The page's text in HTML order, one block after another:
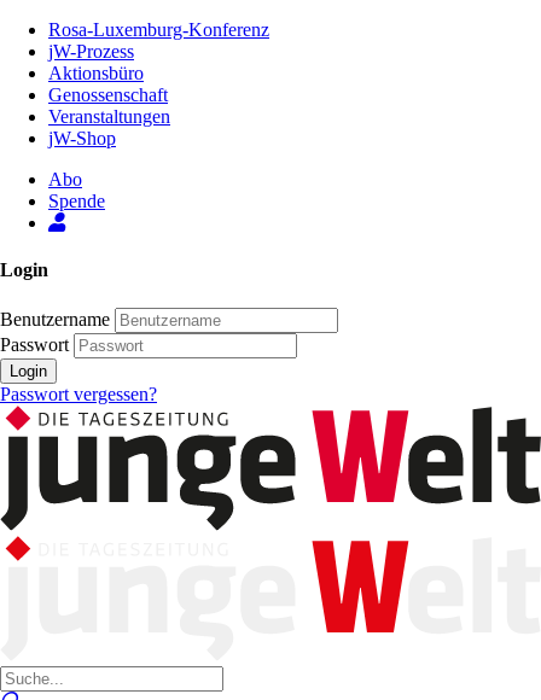
Inhalt
Seite
Rosa-Luxemburg-Konferenz
jW-Prozess
Aktionsbüro
Genossenschaft
Veranstaltungen
jW-Shop
Abo
Spende
Login
Benutzername
Passwort
Login
Passwort vergessen?